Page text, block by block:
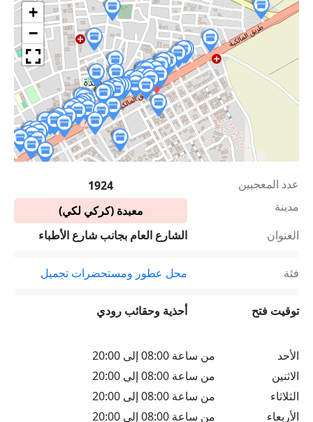
+
−
عدد المعجبين
1924
مدينة
معبدة (كركي لكي)
العنوان
الشارع العام بجانب شارع الأطباء
فئة محل عطور ومستحضرات تجميل
توقيت فتح أحذية وحقائب رودي
الأحد
من ساعة 08:00 إلى 20:00
الاثنين
من ساعة 08:00 إلى 20:00
الثلاثاء
من ساعة 08:00 إلى 20:00
الأربعاء
من ساعة 08:00 إلى 20:00